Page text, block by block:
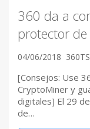
360 da a
protector
04/06/2018 360TS
[Consejos: Use
CryptoMiner y
digitales] El 29
de…